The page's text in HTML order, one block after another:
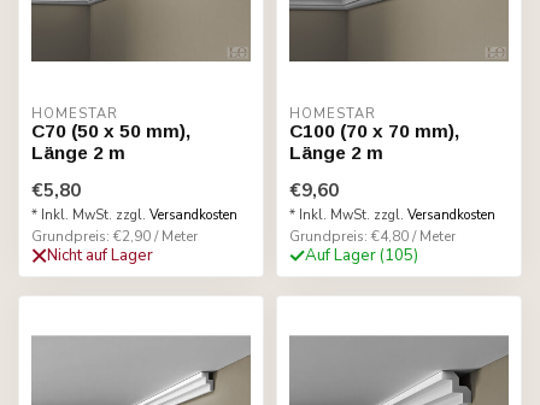
HOMESTAR
C70 (50 x 50 mm),
Länge 2 m
€5,80
* Inkl. MwSt. zzgl. Versandkosten
Grundpreis: €2,90 / Meter
Nicht auf Lager
HOMESTAR
C100 (70 x 70 mm),
Länge 2 m
€9,60
* Inkl. MwSt. zzgl. Versandkosten
Grundpreis: €4,80 / Meter
Auf Lager (105)